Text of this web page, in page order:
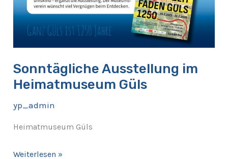
Sonntägliche Ausstellung im
Heimatmuseum Güls
yp_admin
Heimatmuseum Güls
Weiterlesen »